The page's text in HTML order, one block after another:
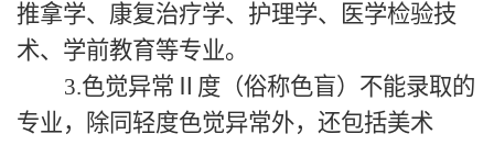
推拿学、康复治疗学、护理学、医学检验技
术、学前教育等专业。
3.色觉异常Ⅱ度（俗称色盲）不能录取的
专业，除同轻度色觉异常外，还包括美术